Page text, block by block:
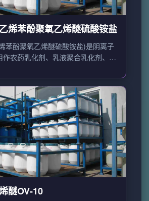
烯苯酚聚氧乙烯醚硫酸铵盐
苯酚聚氧乙烯醚硫酸铵盐)是阴离子
作农药乳化剂、乳液聚合乳化剂、纺
醚OV-10